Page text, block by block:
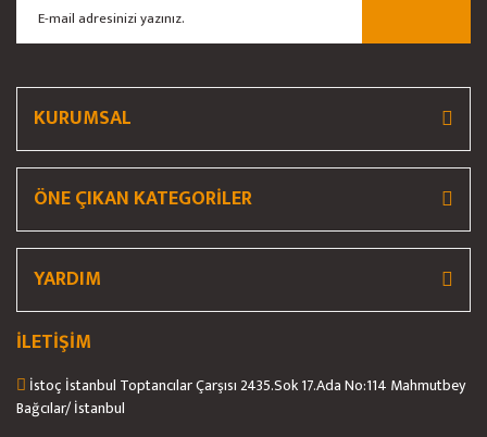
Ürün bilgilerinde hatalar bulunuyor.
Ürün fiyatı diğer sitelerden daha pahalı.
KURUMSAL
ÖNE ÇIKAN KATEGORİLER
YARDIM
İLETİŞİM
İstoç İstanbul Toptancılar Çarşısı 2435.Sok 17.Ada No:114 Mahmutbey
Bağcılar/ İstanbul